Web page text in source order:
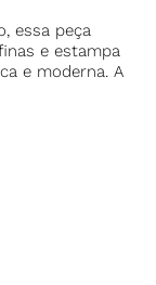
essa peça
e estampa
e moderna. A